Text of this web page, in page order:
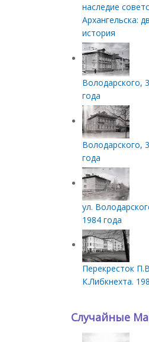
наследие
Архангельска:
история
Володарского,
года
Володарского,
года
ул.
1984 года
Перекресток
К.Либкнехта.
Случайные